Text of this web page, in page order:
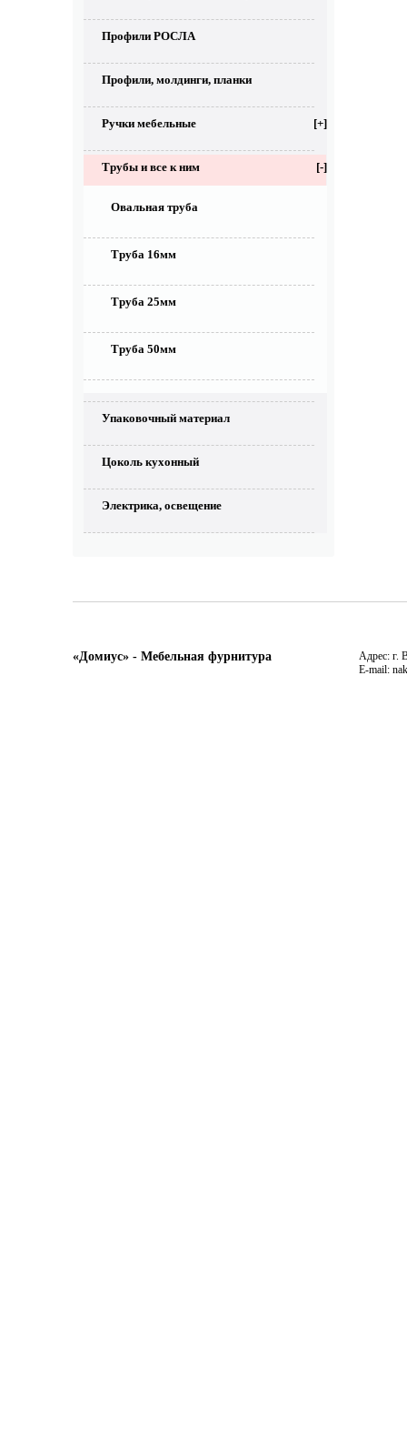
Профили РОСЛА
Профили, молдинги, планки
Ручки мебельные [+]
Трубы и все к ним [-]
Овальная труба
Труба 16мм
Труба 25мм
Труба 50мм
Упаковочный материал
Цоколь кухонный
Электрика, освещение
«Домиус» - Мебельная фурнитура
Адрес: г.
E-mail: